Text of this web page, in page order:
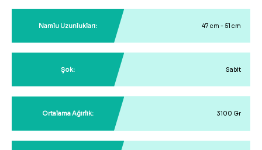
Namlu Uzunlukları: 47 cm - 51 cm
Şok: Sabit
Ortalama Ağırlık: 3100 Gr